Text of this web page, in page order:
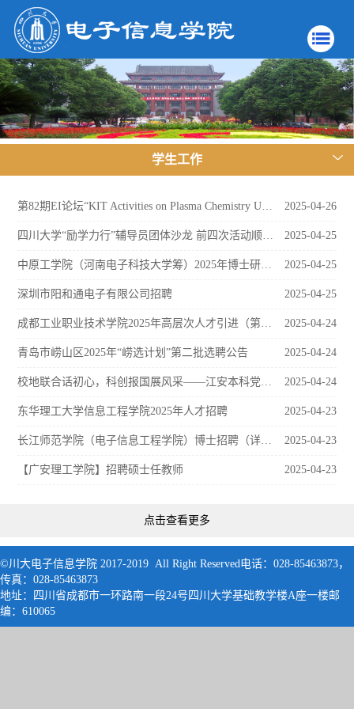
学生工作
2025-04-26
2025-04-25
2025-04-25
2025-04-25
深圳市阳和通电子有限公司招聘
2025-04-24
2025-04-24
青岛市崂山区2025年“崂选计划”第二批选聘公告
2025-04-24
2025-04-23
东华理工大学信息工程学院2025年人才招聘
2025-04-23
2025-04-23
【广安理工学院】招聘硕士任教师
点击查看更多
©川大电子信息学院 2017-2019 All Right Reserved电话：028-85463873，
传真：028-85463873
地址：四川省成都市一环路南一段24号四川大学基础教学楼A座一楼邮
编：610065